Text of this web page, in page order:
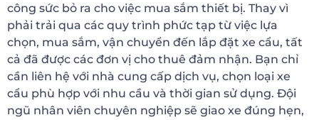
công sức bỏ ra cho việc mua sắm thiết bị. Thay vì
phải trải qua các quy trình phức tạp từ việc lựa
chọn, mua sắm, vận chuyển đến lắp đặt xe cẩu, tất
cả đã được các đơn vị cho thuê đảm nhận. Bạn chỉ
cần liên hệ với nhà cung cấp dịch vụ, chọn loại xe
cẩu phù hợp với nhu cầu và thời gian sử dụng. Đội
ngũ nhân viên chuyên nghiệp sẽ giao xe đúng hẹn,